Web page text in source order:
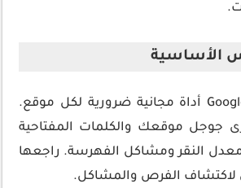
الأساسية
Google Search Console أداة مجانية ضرورية لكل موقع.
جوجل موقعك والكلمات المفتاحية
النقر ومشاكل الفهرسة. راجعها
لاكتشاف الفرص والمشاكل.